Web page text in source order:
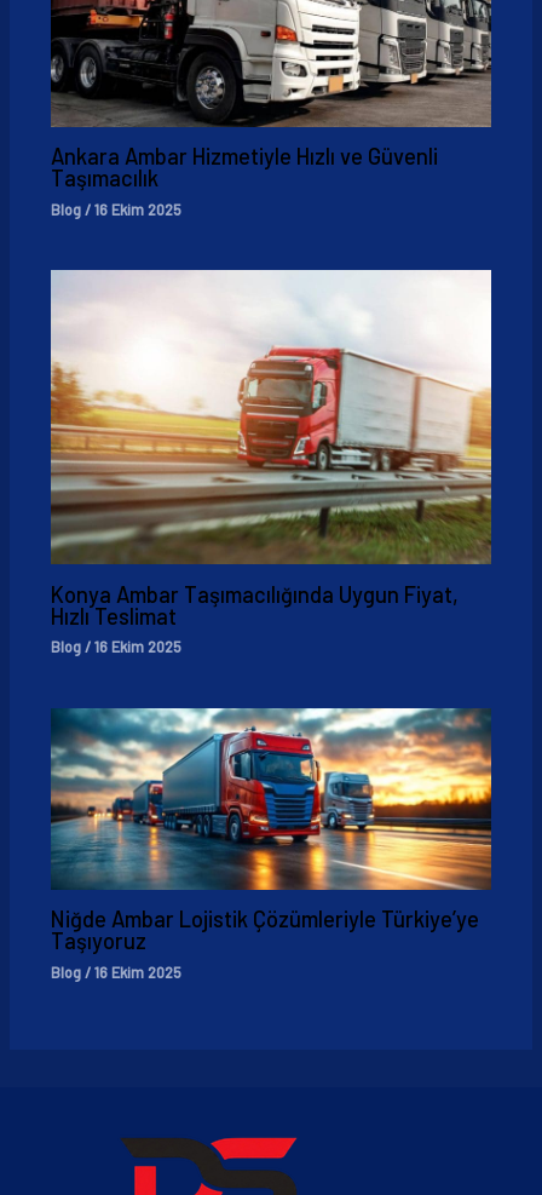
Ankara Ambar Hizmetiyle Hızlı ve Güvenli
Taşımacılık
Blog/16 Ekim 2025
Konya Ambar Taşımacılığında Uygun Fiyat,
Hızlı Teslimat
Blog/16 Ekim 2025
Niğde Ambar Lojistik Çözümleriyle Türkiye’ye
Taşıyoruz
Blog/16 Ekim 2025